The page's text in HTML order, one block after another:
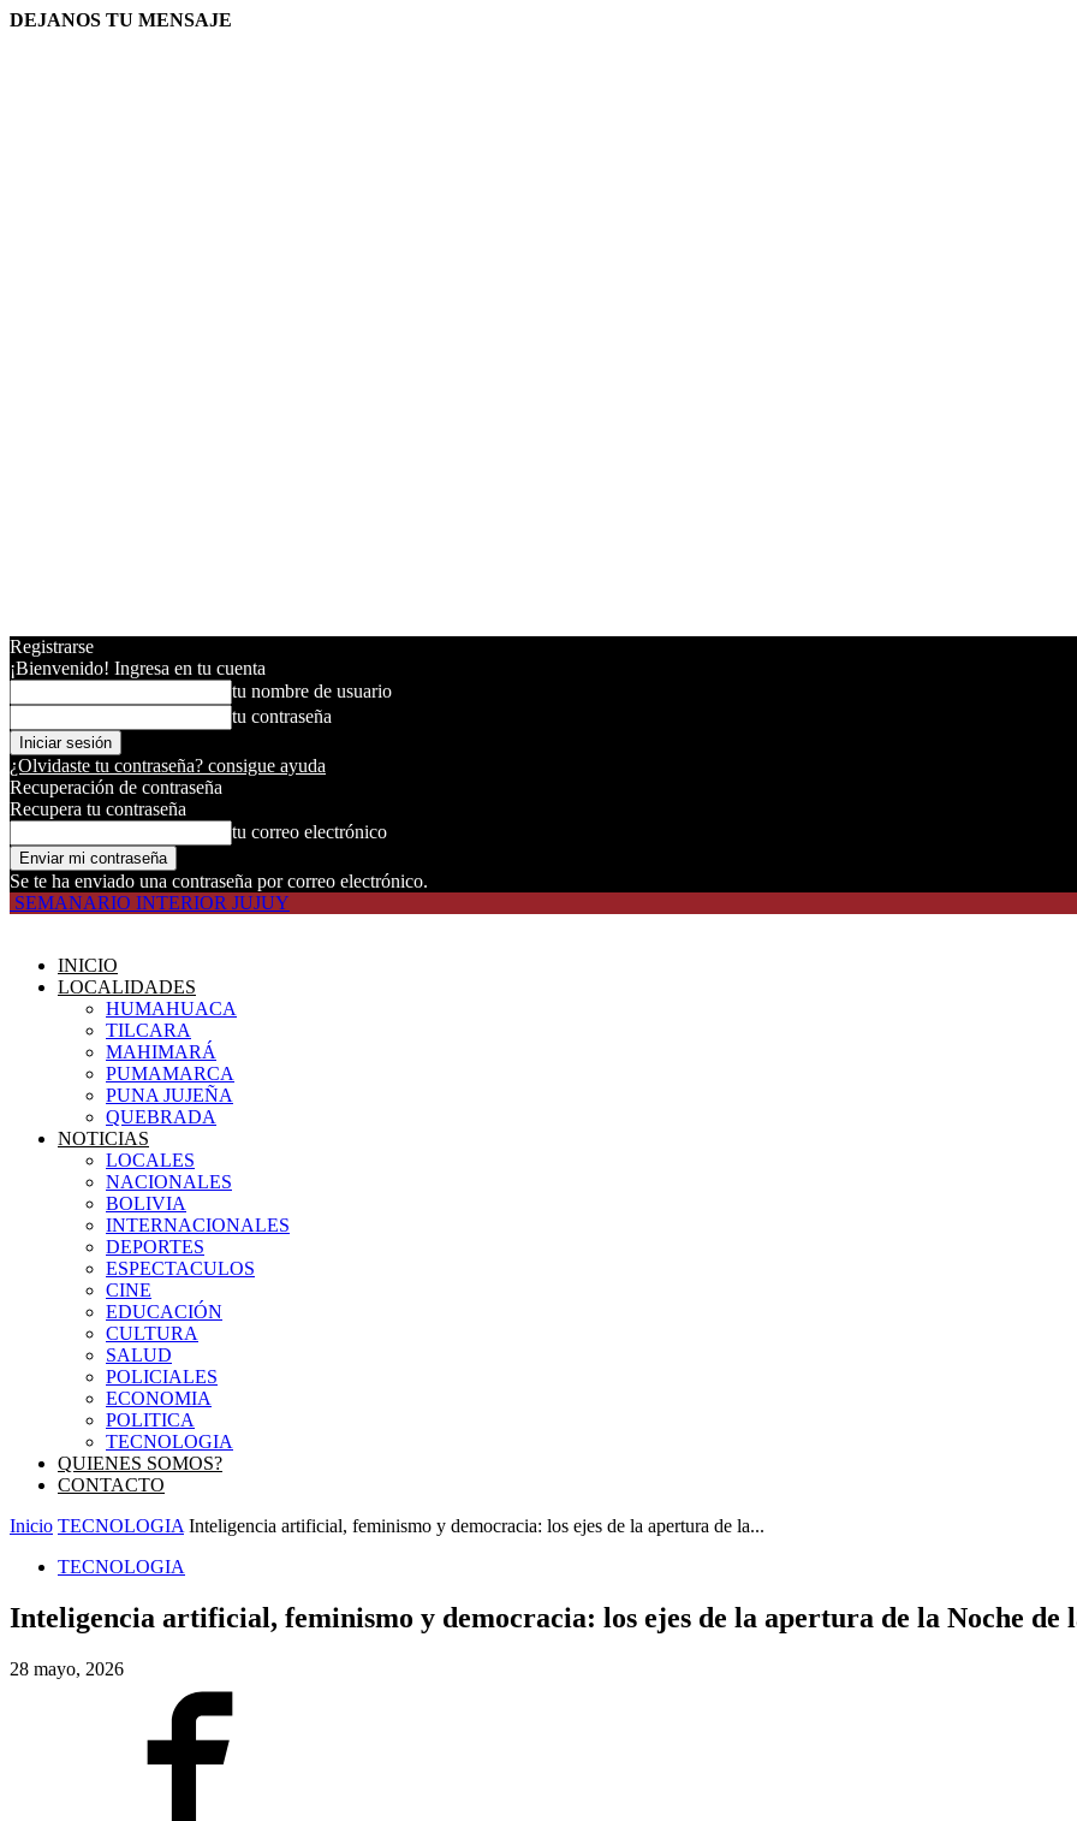
DEJANOS TU MENSAJE
Registrarse
¡Bienvenido! Ingresa en tu cuenta
tu nombre de usuario
tu contraseña
¿Olvidaste tu contraseña? consigue ayuda
Recuperación de contraseña
Recupera tu contraseña
tu correo electrónico
Se te ha enviado una contraseña por correo electrónico.
SEMANARIO INTERIOR JUJUY
INICIO
LOCALIDADES
HUMAHUACA
TILCARA
MAHIMARÁ
PUMAMARCA
PUNA JUJEÑA
QUEBRADA
NOTICIAS
LOCALES
NACIONALES
BOLIVIA
INTERNACIONALES
DEPORTES
ESPECTACULOS
CINE
EDUCACIÓN
CULTURA
SALUD
POLICIALES
ECONOMIA
POLITICA
TECNOLOGIA
QUIENES SOMOS?
CONTACTO
Inicio TECNOLOGIA Inteligencia artificial, feminismo y democracia: los ejes de la apertura de la...
TECNOLOGIA
Inteligencia artificial, feminismo y democracia: los ejes de la apertura de la Noche de
28 mayo, 2026